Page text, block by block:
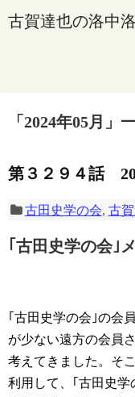
古賀達也の洛中
「 2024年05月 」
第３２９４話
古田史学の会, 古
｢古田史学の会｣
のお
｢古田史学の会｣の会
が少ない遠方の会員
考えてきました。そ
利用して、｢古田史学